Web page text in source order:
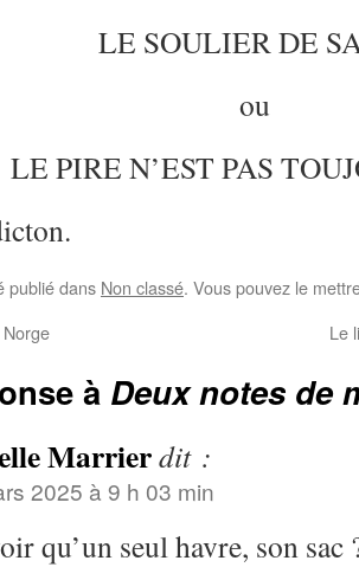
LE SOULIER DE
ou
LE PIRE N’EST PAS
publié dans Non classé. Vous pouvez le
Le
à Deux notes de
Marrierdit :
2025 à 9 h 03 min
qu’un seul havre, son sac